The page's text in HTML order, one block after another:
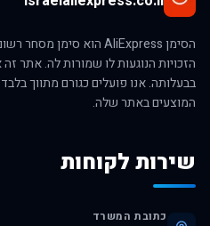
בבעלותה. אנו פועלים כגורם מתווך
המוצעים באתר שלה.
שירות לקוחות
כתובת המשרד